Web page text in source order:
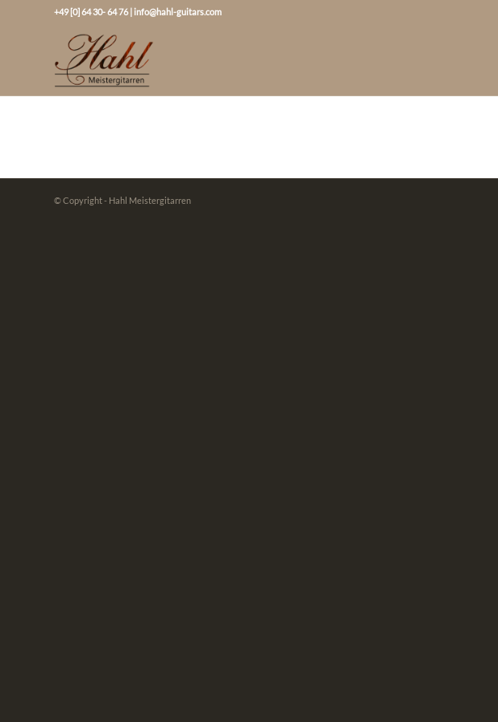
+49 [0] 64 30- 64 76|info@hahl-guitars.com
© Copyright - Hahl Meistergitarren